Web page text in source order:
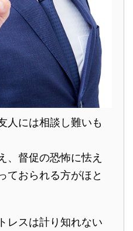
人には相談し難いも
、督促の恐怖に怯え
ておられる方がほと
レスは計り知れない